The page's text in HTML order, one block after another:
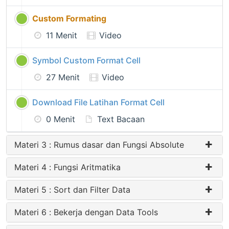
Custom Formating
11 Menit
Video
Symbol Custom Format Cell
27 Menit
Video
Download File Latihan Format Cell
0 Menit
Text Bacaan
Materi 3 : Rumus dasar dan Fungsi Absolute
Materi 4 : Fungsi Aritmatika
Materi 5 : Sort dan Filter Data
Materi 6 : Bekerja dengan Data Tools